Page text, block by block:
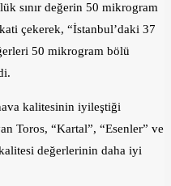
sınır değerin 50 mikrogram
çekerek, “İstanbul’daki 37
50 mikrogram bölü
kalitesinin iyileştiği
Toros, “Kartal”, “Esenler” ve
değerlerinin daha iyi